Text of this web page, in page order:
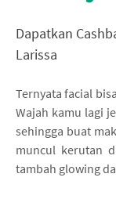
Dapatkan
Larissa
Ternyata facial
Wajah kamu lagi
sehingga buat
muncul kerutan
tambah glowing